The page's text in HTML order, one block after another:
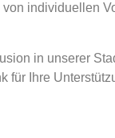
individuellen
in unserer
für Ihre